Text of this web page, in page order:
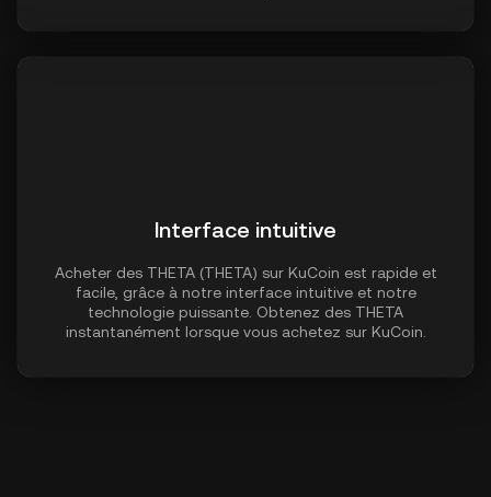
Interface intuitive
Acheter des THETA (THETA) sur KuCoin est rapide et
facile, grâce à notre interface intuitive et notre
technologie puissante. Obtenez des THETA
instantanément lorsque vous achetez sur KuCoin.